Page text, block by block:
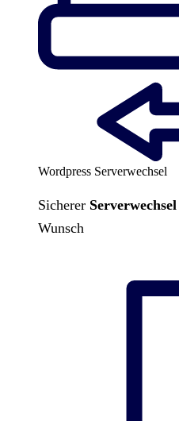
Wordpress Serverwechsel
Sicherer Serverwechsel
Wunsch